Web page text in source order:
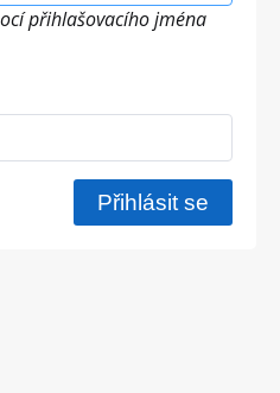
přihlašovacího jména